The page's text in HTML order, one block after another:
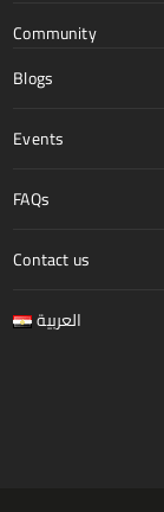
Community
Blogs
Events
FAQs
Contact us
العربية